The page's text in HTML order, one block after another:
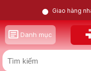
Giao hàng
Danh mục